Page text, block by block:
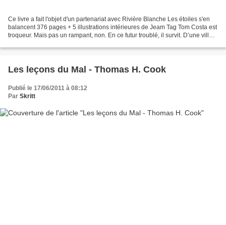
Ce livre a fait l'objet d'un partenariat avec Rivière Blanche Les étoiles s'en
balancent 376 pages + 5 illustrations intérieures de Jeam Tag Tom Costa est
troqueur. Mais pas un rampant, non. En ce futur troublé, il survit. D’une ville-
Les leçons du Mal - Thomas H. Cook
Publié le 17/06/2011 à 08:12
Par Skritt